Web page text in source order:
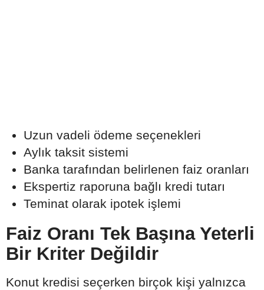
Uzun vadeli ödeme seçenekleri
Aylık taksit sistemi
Banka tarafından belirlenen faiz oranları
Ekspertiz raporuna bağlı kredi tutarı
Teminat olarak ipotek işlemi
Faiz Oranı Tek Başına Yeterli
Bir Kriter Değildir
Konut kredisi seçerken birçok kişi yalnızca